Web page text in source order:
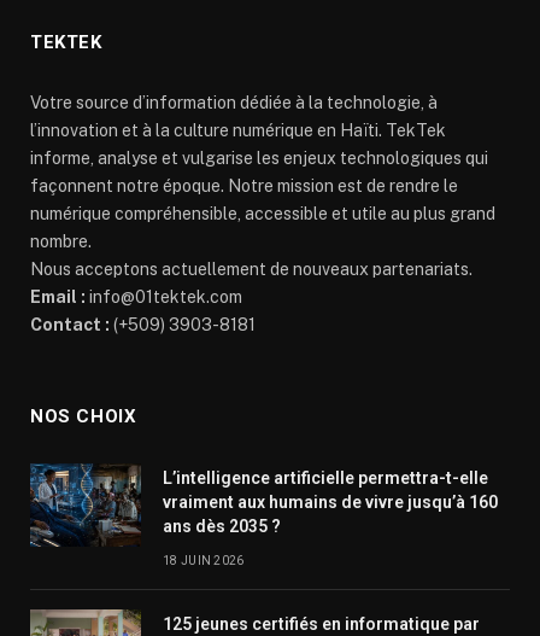
TEKTEK
Votre source d’information dédiée à la technologie, à
l’innovation et à la culture numérique en Haïti. TekTek
informe, analyse et vulgarise les enjeux technologiques qui
façonnent notre époque. Notre mission est de rendre le
numérique compréhensible, accessible et utile au plus grand
nombre.
Nous acceptons actuellement de nouveaux partenariats.
Email : info@01tektek.com
Contact : (+509) 3903-8181
NOS CHOIX
L’intelligence artificielle permettra-t-elle
vraiment aux humains de vivre jusqu’à 160
ans dès 2035 ?
18 JUIN 2026
125 jeunes certifiés en informatique par